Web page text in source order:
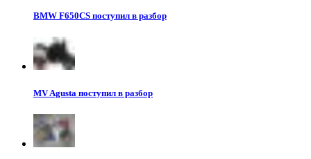
BMW F650CS поступил в разбор
MV Agusta поступил в разбор